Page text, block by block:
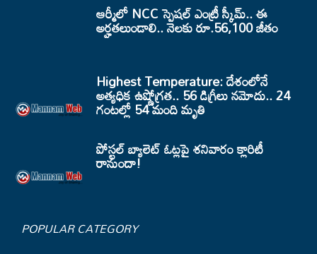
ఆర్మీలో NCC స్పెషల్ ఎంట్రీ స్కీమ్.. ఈ
అర్హతలుండాలి.. నెలకు రూ.56,100 జీతం
Highest Temperature: దేశంలోనే
అత్యధిక ఉష్ణోగ్రత.. 56 డిగ్రీలు నమోదు.. 24
గంటల్లో 54 మంది మృతి
పోస్టల్ బ్యాలెట్ ఓట్లపై శనివారం క్లారిటీ
రానుందా!
POPULAR CATEGORY